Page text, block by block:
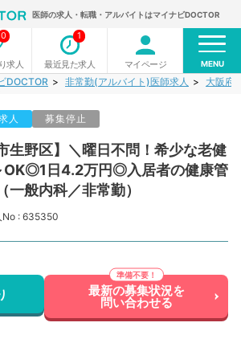
医師の求人・転職・アルバイトはマイナビDOCTOR
求人
0
最近見た求人
1
マイページ MENU
DOCTOR 非常勤(アルバイト)医師求人 大阪府
人 募集停止
生野区】＼曜日不問！希少な老健
OK◎1日4.2万円◎入居者の健康管
一般内科／非常勤）
No : 635350
最新の募集状況を
問い合わせる